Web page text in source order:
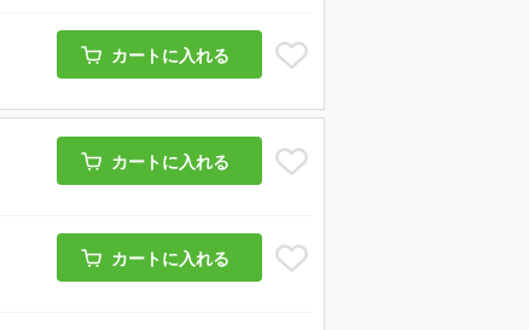
カートに入れる
カートに入れる
カートに入れる